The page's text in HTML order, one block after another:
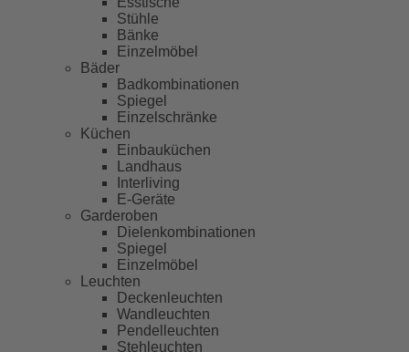
Stühle
Bänke
Einzelmöbel
Bäder
Badkombinationen
Spiegel
Einzelschränke
Küchen
Einbauküchen
Landhaus
Interliving
E-Geräte
Garderoben
Dielenkombinationen
Spiegel
Einzelmöbel
Leuchten
Deckenleuchten
Wandleuchten
Pendelleuchten
Stehleuchten